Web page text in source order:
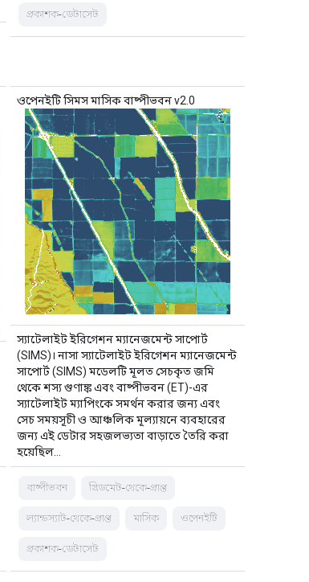
প্রকাশক-ডেটাসেট
ওপেনইটি সিমস মাসিক বাষ্পীভবন v2.0
স্যাটেলাইট ইরিগেশন ম্যানেজমেন্ট সাপোর্ট
(SIMS)। নাসা স্যাটেলাইট ইরিগেশন ম্যানেজমেন্ট
সাপোর্ট (SIMS) মডেলটি মূলত সেচকৃত জমি
থেকে শস্য গুণাঙ্ক এবং বাষ্পীভবন (ET)-এর
স্যাটেলাইট ম্যাপিংকে সমর্থন করার জন্য এবং
সেচ সময়সূচী ও আঞ্চলিক মূল্যায়নে ব্যবহারের
জন্য এই ডেটার সহজলভ্যতা বাড়াতে তৈরি করা
হয়েছিল…
বাষ্পীভবন গ্রিডমেট-থেকে-প্রাপ্ত
ল্যান্ডস্যাট-থেকে-প্রাপ্ত মাসিক ওপেনইটি
প্রকাশক-ডেটাসেট